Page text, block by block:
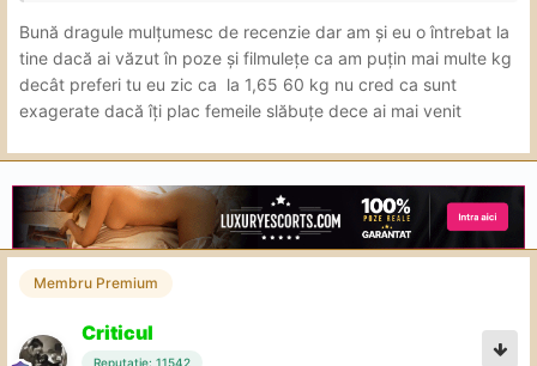
deschisa de o fata usor plinuta dar nederanjant cu care
am discutat putin explicand ce vreau: o ora dar cu un
singur numar cu finalizare orala, total 350 lei. M-am dus la
dus, unde era si un gel de dus neutru, am primit un
proaspat spalate in urma activitatii din ziua precedenta.
Actiunea a debutat cu niste pupici dar asta la initiativa
mea, ea tinea buzele stranse desi spusese ca face FK
intr-o postare. Dupa un foarte scurt teasing a trecut la
oral, unul umed cu ceva tentative de DT dar fara a fi DT
(pentru cei ce nu stiu desi chiar cuvantul "throat" ar trebui
sa ii lamureasca, chiar daca madularul e in cavitatea
bucala, trebuie sa mearga spre esofag pentru DT). Dupa
Bună dragule mulțumesc de recenzie dar am și eu o întrebat la
tine dacă ai văzut în poze și filmulețe ca am puțin mai multe kg
decât preferi tu eu zic ca la 1,65 60 kg nu cred ca sunt
exagerate dacă îți plac femeile slăbuțe dece ai mai venit
Membru Premium
Criticul
Reputație: 11542